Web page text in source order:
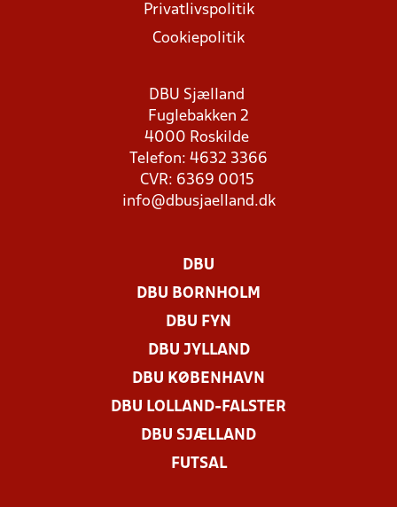
Privatlivspolitik
Cookiepolitik
DBU Sjælland
Fuglebakken 2
4000 Roskilde
Telefon: 4632 3366
CVR: 6369 0015
info@dbusjaelland.dk
DBU
DBU BORNHOLM
DBU FYN
DBU JYLLAND
DBU KØBENHAVN
DBU LOLLAND-FALSTER
DBU SJÆLLAND
FUTSAL